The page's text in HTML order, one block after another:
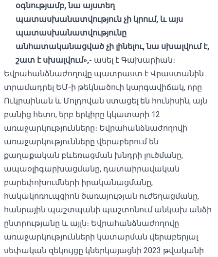
օգնությամբ,նա այստեղ
պատասխանատվություն չի կրում, և այս
պատասխանատվությունը
անհատականացված չի լինելու,նա սխալվում է,
շատ է սխալվում»,- ասել է Գախարիան։
Եվրահանձնաժողովը պատրաստ է Վրաստանին
տրամադրել ԵՄ-ի թեկնածուի կարգավիճակ, որը
Ուկրաինան և Մոլդովան ստացել են հունիսին, այն
բանից հետո, երբ երկիրը կկատարի 12
առաջարկությունները։ Եվրահանձնաժողովի
առաջարկությունները վերաբերում են
քաղաքական բևեռացման խնդրի լուծմանը,
ապաօլիգարխացմանը, դատաիրավական
բարեփոխումների իրականացմանը,
հակակոռուպցիոն ծառայության ուժեղացմանը,
հանրային պաշտպանի պաշտոնում անկախ անձի
ընտրությանը և այլն։ Եվրահանձնաժողովը
առաջարկությունների կատարման վերաբերյալ
սեփական զեկույցը կներկայացնի 2023 թվականի